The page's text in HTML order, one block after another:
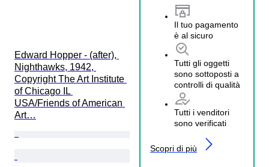
Il tuo pagamento
è al sicuro
Tutti gli oggetti
sono sottoposti a
controlli di qualità
Tutti i venditori
sono verificati
Scopri di più
Edward Hopper - (after),
Nighthawks, 1942,
Copyright The Art Institute
of Chicago IL
USA/Friends of American
Art…